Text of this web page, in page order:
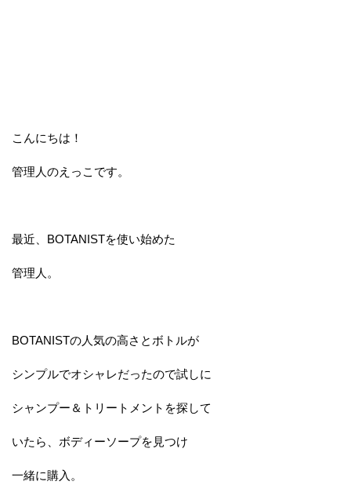
こんにちは！
管理人のえっこです。
最近、BOTANISTを使い始めた
管理人。
BOTANISTの人気の高さとボトルが
シンプルでオシャレだったので試しに
シャンプー＆トリートメントを探して
いたら、ボディーソープを見つけ
一緒に購入。